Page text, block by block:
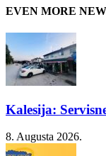
EVEN MORE
Kalesija:
8. Augusta 2026.